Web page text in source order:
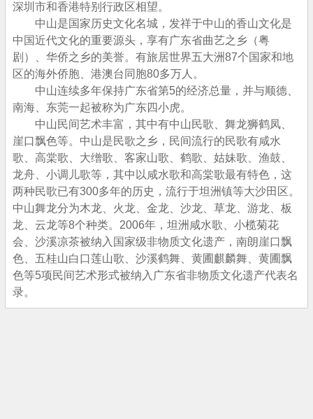
深圳市和香港特别行政区相望。
中山是国家历史文化名城，发祥于中山的香山文化是
中国近代文化的重要源头，享有广东省曲艺之乡（粤
剧）、华侨之乡的美誉。有旅居世界五大洲87个国家和地
区的海外侨胞、港澳台同胞80多万人。
中山连续多年保持广东省第5的经济总量，并与顺德、
南海、东莞一起被称为广东四小虎。
中山民间艺术丰富，其中有中山民歌、舞龙狮鹤凤、
崖口飘色等。中山是民歌之乡，民间流行的民歌有咸水
歌、高棠歌、大缯歌、客家山歌、鹤歌、姑妹歌、渔鼓、
龙舟、小调儿歌等，其中以咸水歌和高棠歌最有特色，这
两种民歌已有300多年的历史，流行于坦洲镇等大沙田区。
中山舞龙分为木龙、火龙、金龙、沙龙、草龙、游龙、板
龙、云龙等8个种类。2006年，坦洲咸水歌、小榄菊花
会、沙溪凉茶被纳入国家级非物质文化遗产，南朗崖口飘
色、五桂山白口莲山歌、沙溪鹤舞、黄圃麒麟舞、黄圃飘
色等5项民间艺术形式被纳入广东省非物质文化遗产代表名
录。